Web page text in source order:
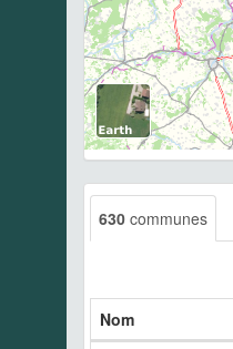
630 communes
Nom